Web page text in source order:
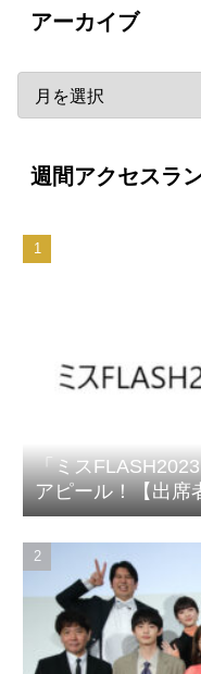
アーカイブ
週間アクセスラ
「ミス
アピール！【出席